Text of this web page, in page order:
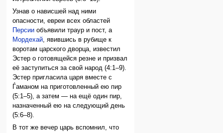
Узнав о нависшей над ними
опасности, евреи всех областей
Персии объявили траур и пост, а
Мордехай, явившись в рубище к
воротам царского дворца, известил
Эстер о готовящейся резне и призвал
её заступиться за свой народ (4:1–9).
Эстер пригласила царя вместе с
Ѓаманом на приготовленный ею пир
(5:1–5), а затем — на ещё один пир,
назначенный ею на следующий день
(5:6–8).
В тот же вечер царь вспомнил, что